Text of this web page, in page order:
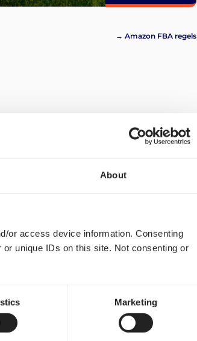
About
or access device information. Consenting
unique IDs on this site. Not consenting or
Marketing
→ Amazon FBA regels
naar Amazon Heidenheim